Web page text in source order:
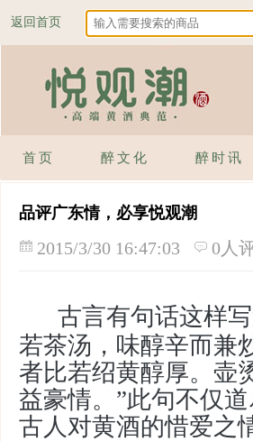
返回首页
首页 醉文化 醉时讯
品评广东情，必享悦观潮
2015/3/30 16:47:03 0人
古言有句话这样
若茶汤，味醇辛而兼
者比若绍黄醇厚。壶
益豪情。”此句不仅
古人对黄酒的惜爱之